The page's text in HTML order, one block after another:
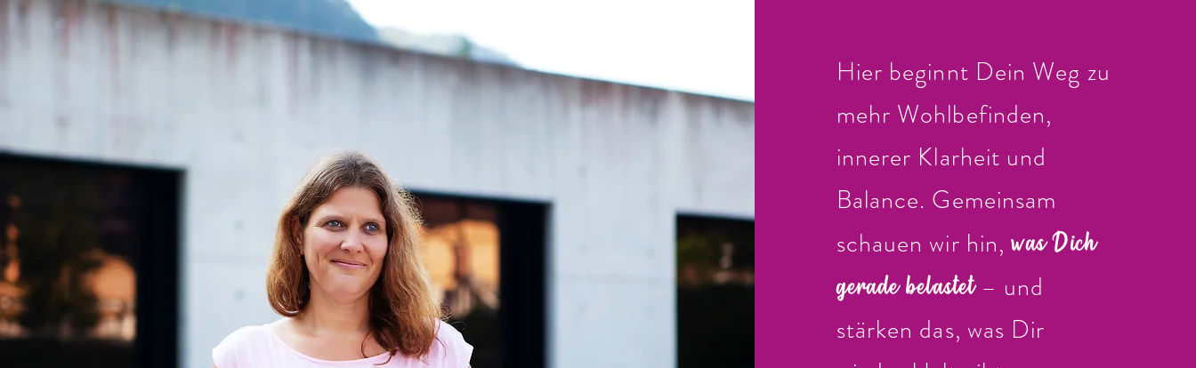
Hier beginnt Dein Weg zu
mehr Wohlbefinden,
innerer Klarheit und
Balance. Gemeinsam
schauen wir hin,was Dich
gerade belastet– und
stärken das, was Dir